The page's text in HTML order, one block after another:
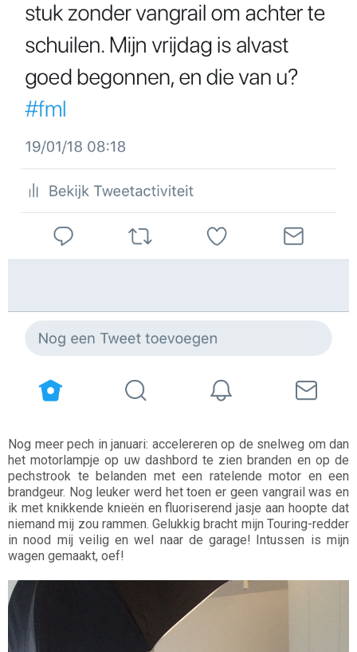
Nog meer pech in januari: accelereren op de snelweg om dan
het motorlampje op uw dashbord te zien branden en op de
pechstrook te belanden met een ratelende motor en een
brandgeur. Nog leuker werd het toen er geen vangrail was en
ik met knikkende knieën en fluoriserend jasje aan hoopte dat
niemand mij zou rammen. Gelukkig bracht mijn Touring-redder
in nood mij veilig en wel naar de garage! Intussen is mijn
wagen gemaakt, oef!